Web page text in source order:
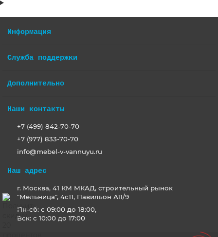
Информация
Служба поддержки
Дополнительно
Наши контакты
+7 (499) 842-70-70
+7 (977) 833-70-70
info@mebel-v-vannuyu.ru
Наш адрес
г. Москва, 41 КМ МКАД, строительный рынок
"Мельница", 4с11, Павильон А11/9
Пн-сб: с 09:00 до 18:00,
Вск: с 10:00 до 17:00